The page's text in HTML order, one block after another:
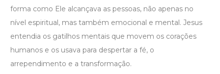
forma como Ele alcançava as pessoas, não apenas no
nível espiritual, mas também emocional e mental. Jesus
entendia os gatilhos mentais que movem os corações
humanos e os usava para despertar a fé, o
arrependimento e a transformação.